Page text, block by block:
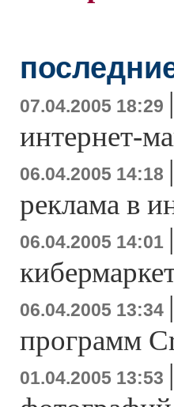
07.04.2005 18:29 |
интернет-
06.04.2005 14:18 |
реклама в
06.04.2005 14:01 |
06.04.2005 13:34 |
программ
01.04.2005 13:53 |